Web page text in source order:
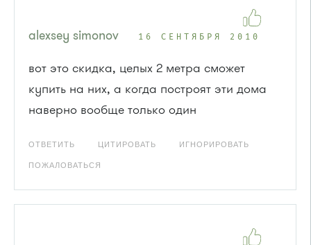
alexsey simonov 16 СЕНТЯБРЯ 2010
вот это скидка, целых 2 метра сможет
купить на них, а когда построят эти дома
наверно вообще только один
ОТВЕТИТЬ ЦИТИРОВАТЬ ИГНОРИРОВАТЬ
ПОЖАЛОВАТЬСЯ